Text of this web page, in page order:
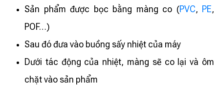
Sản phẩm được bọc bằng màng co (PVC, PE,
POF…)
Sau đó đưa vào buồng sấy nhiệt của máy
Dưới tác động của nhiệt, màng sẽ co lại và ôm
chặt vào sản phẩm